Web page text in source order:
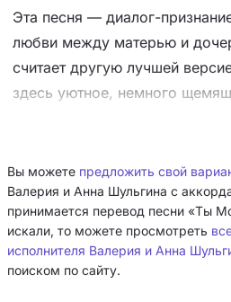
Эта песня — диалог-
любви между матерью и
считает другую лучшей
здесь уютное, немного
первом куплете мать обещает
защиту от обид, а во втором
жизнь «без единой
вечного круга нежности.
который можно «нарисовать»
Вы можете предложить свой
Валерия и Анна Шульгина с
принимается перевод песни «Ты
искали, то можете просмотреть
исполнителя Валерия и Анна
поиском по сайту.